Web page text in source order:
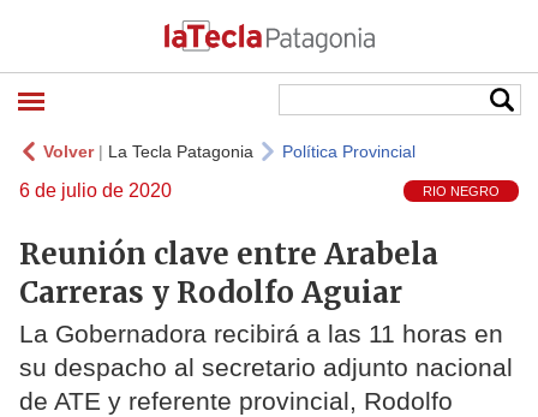
Volver| La Tecla Patagonia Política Provincial
6 de julio de 2020 RIO NEGRO
Reunión clave entre Arabela
Carreras y Rodolfo Aguiar
La Gobernadora recibirá a las 11 horas en
su despacho al secretario adjunto nacional
de ATE y referente provincial, Rodolfo